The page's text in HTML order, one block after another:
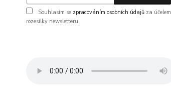
Souhlasím se zpracováním osobních údajů za účelem
rozesílky newsletteru.